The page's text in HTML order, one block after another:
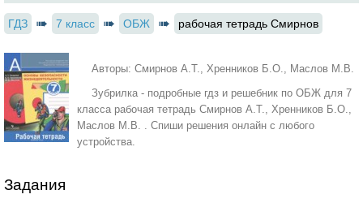
ГДЗ 7 класс ОБЖ рабочая тетрадь Смирнов
Авторы: Смирнов А.Т., Хренников Б.О., Маслов М.В.
Зубрилка - подробные гдз и решебник по ОБЖ для 7
класса рабочая тетрадь Смирнов А.Т., Хренников Б.О.,
Маслов М.В. . Спиши решения онлайн с любого
устройства.
Задания